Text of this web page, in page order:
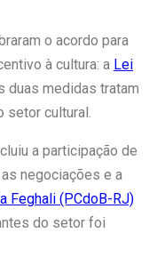
o acordo para
à cultura: a Lei
duas medidas tratam
setor cultural.
a participação de
negociações e a
Feghali (PCdoB-RJ)
do setor foi